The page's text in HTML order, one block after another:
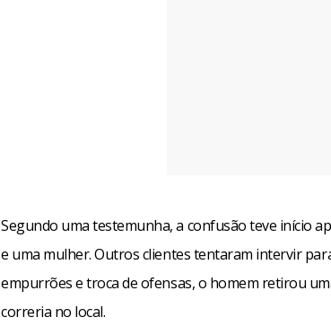
Segundo uma testemunha, a confusão teve início
e uma mulher. Outros clientes tentaram intervir
empurrões e troca de ofensas, o homem retirou
correria no local.